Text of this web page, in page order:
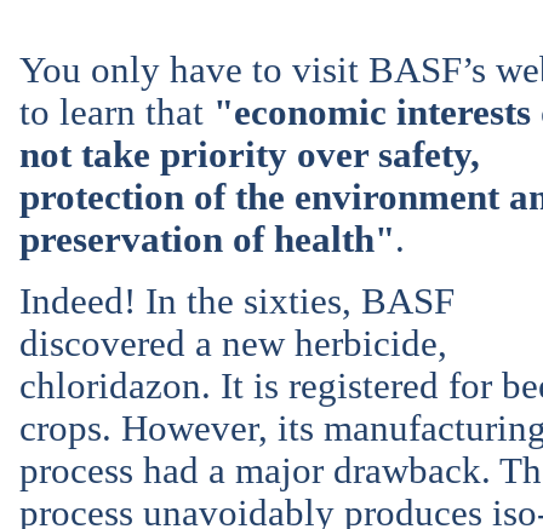
You only have to visit BASF’s
to learn that "economic interests
not take priority over safety,
protection of the environment
preservation of health".
Indeed! In the sixties, BASF
discovered a new herbicide,
chloridazon. It is registered for
crops. However, its
process had a major drawback.
process unavoidably produces